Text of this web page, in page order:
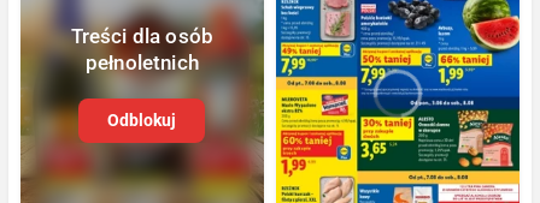
Treści dla osób
pełnoletnich
Odblokuj